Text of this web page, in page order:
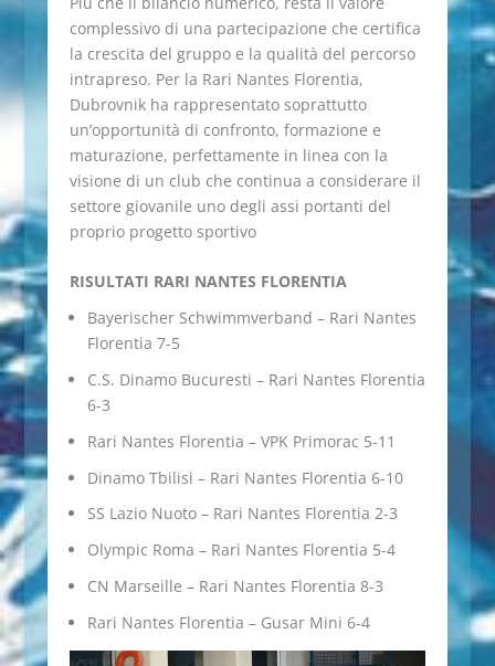
complessivo di una partecipazione che certifica
la crescita del gruppo e la qualità del percorso
intrapreso. Per la Rari Nantes Florentia,
Dubrovnik ha rappresentato soprattutto
un’opportunità di confronto, formazione e
maturazione, perfettamente in linea con la
visione di un club che continua a considerare il
settore giovanile uno degli assi portanti del
proprio progetto sportivo
RISULTATI RARI NANTES FLORENTIA
Bayerischer Schwimmverband – Rari Nantes
Florentia 7-5
C.S. Dinamo Bucuresti – Rari Nantes Florentia
6-3
Rari Nantes Florentia – VPK Primorac 5-11
Dinamo Tbilisi – Rari Nantes Florentia 6-10
SS Lazio Nuoto – Rari Nantes Florentia 2-3
Olympic Roma – Rari Nantes Florentia 5-4
CN Marseille – Rari Nantes Florentia 8-3
Rari Nantes Florentia – Gusar Mini 6-4